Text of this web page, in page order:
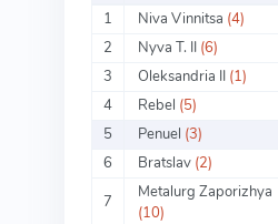
1 Niva Vinnitsa (4)
2
Nyva T. II (6)
3
Oleksandria II (1)
4
Rebel (5)
5
Penuel (3)
6
Bratslav (2)
7
Metalurg Zaporizhya
(10)